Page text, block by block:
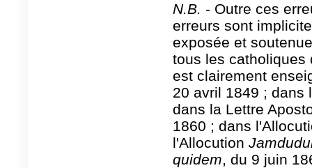
N.B. - Outre ces
erreurs sont
exposée et
tous les catholiques
est clairement
20 avril 1849 ; dans
dans la Lettre
1860 ; dans
l'Allocution
quidem, du 9 juin